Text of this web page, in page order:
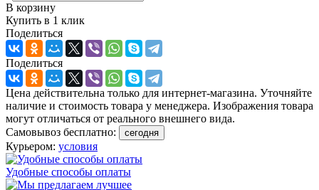
В корзину
Купить в 1 клик
Поделиться
Поделиться
Цена действительна только для интернет-магазина. Уточняйте
наличие и стоимость товара у менеджера. Изображения товара
могут отличаться от реального внешнего вида.
Самовывоз бесплатно:
сегодня
Курьером: условия
Удобные способы оплаты